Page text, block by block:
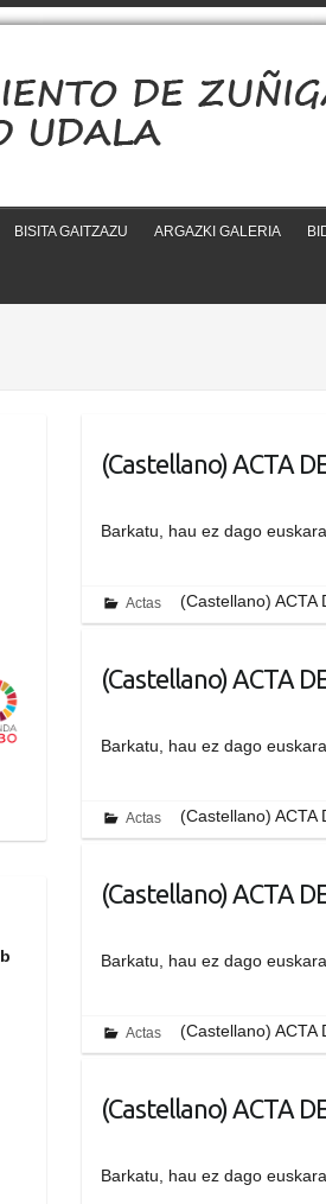
BISITA GAITZAZU ARGAZKI GALERIA
(Castellano) ACTA
Barkatu, hau ez dago
Actas (Castellano) ACTA
(Castellano) ACTA
Barkatu, hau ez dago
Actas (Castellano) ACTA
(Castellano) ACTA
Barkatu, hau ez dago
Actas (Castellano) ACTA
(Castellano) ACTA
Barkatu, hau ez dago